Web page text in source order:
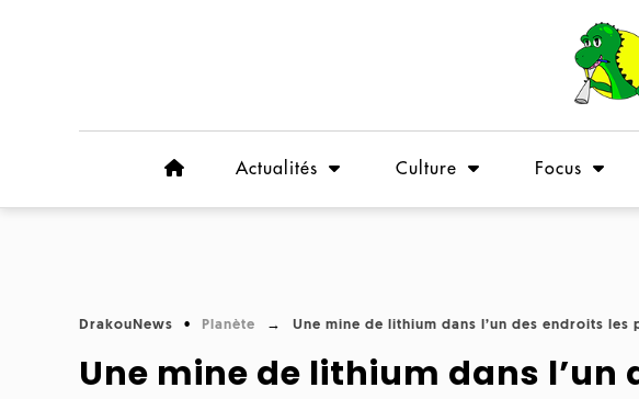
Actualités Culture Focus
DrakouNews Planète Une mine de lithium dans l’un des endroits les
Une mine de lithium dans l’un